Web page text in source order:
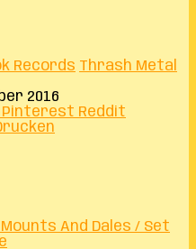
Records Thrash Metal
2016
Pinterest Reddit
Mounts And Dales / Set